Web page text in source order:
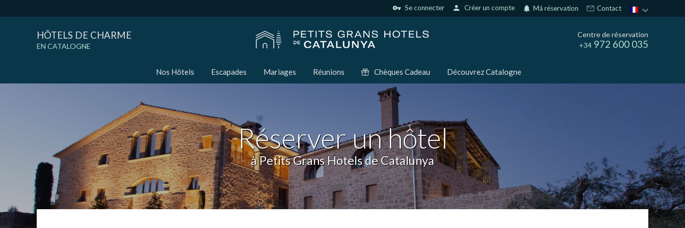
vpn_key Se connecter person Créer un compte notifications Má réservation Contact
HÔTELS DE CHARME
EN CATALOGNE
Centre de réservation
+34 972 600 035
Nos Hôtels Escapades Mariages Réunions Chèques Cadeau Découvrez Catalogne
Réserver un hôtel
à Petits Grans Hotels de Catalunya
Modifier les cookies
Technique et Fonctionnel
Toujours actif